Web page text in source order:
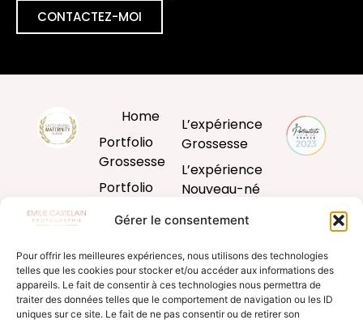
Gérer le consentement
Pour offrir les meilleures expériences, nous utilisons des technologies
telles que les cookies pour stocker et/ou accéder aux informations des
appareils. Le fait de consentir à ces technologies nous permettra de
traiter des données telles que le comportement de navigation ou les ID
uniques sur ce site. Le fait de ne pas consentir ou de retirer son
CONTACTEZ-MOI
Home
Portfolio
Grossesse
Portfolio
Bébé
Portfolio
Famille
L’expérience
Grossesse
L’expérience
Nouveau-né
L’expérience
L’expérience
famille
Produits